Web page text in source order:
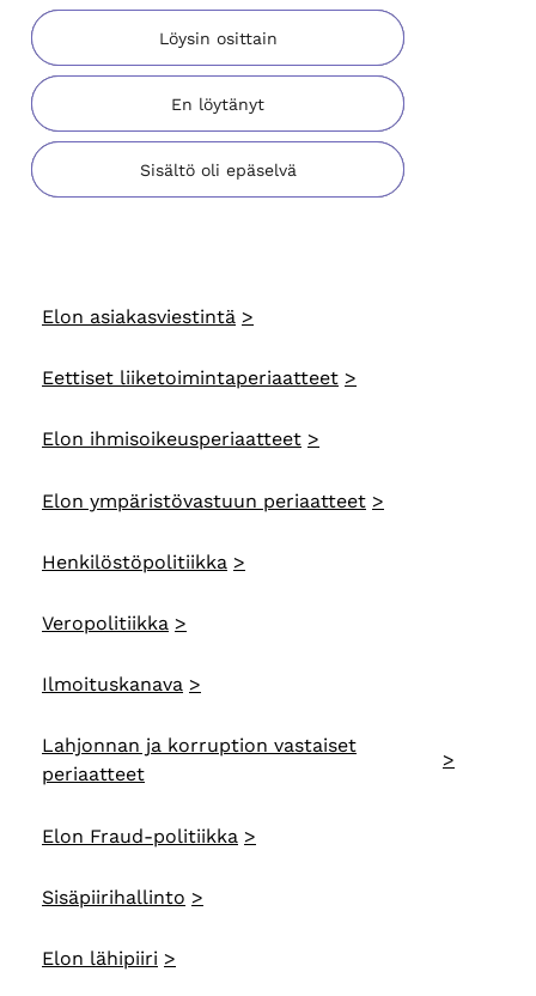
Löysin osittain
En löytänyt
Sisältö oli epäselvä
Elon asiakasviestintä
Eettiset liiketoimintaperiaatteet
Elon ihmisoikeusperiaatteet
Elon ympäristövastuun periaatteet
Henkilöstöpolitiikka
Veropolitiikka
Ilmoituskanava
Lahjonnan ja korruption vastaiset
periaatteet
Elon Fraud-politiikka
Sisäpiirihallinto
Elon lähipiiri